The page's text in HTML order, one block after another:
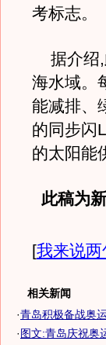
考标志。
据介绍,
海水域。
能减排、
的同步闪
的太阳能
此稿为
[我来说两
相关新闻
·青岛积极备战奥
·图文:青岛庆祝奥